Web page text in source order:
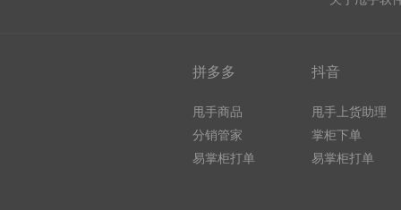
拼多多
甩手商品
分销管家
易掌柜打单
抖音
甩手上货助理
掌柜下单
易掌柜打单